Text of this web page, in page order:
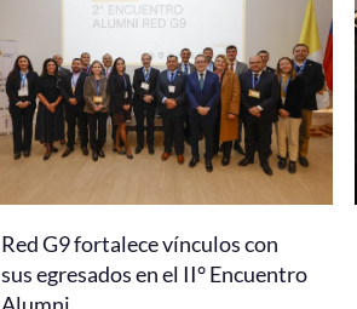
Red G9 fortalece vínculos con
sus egresados en el II° Encuentro
Alumni